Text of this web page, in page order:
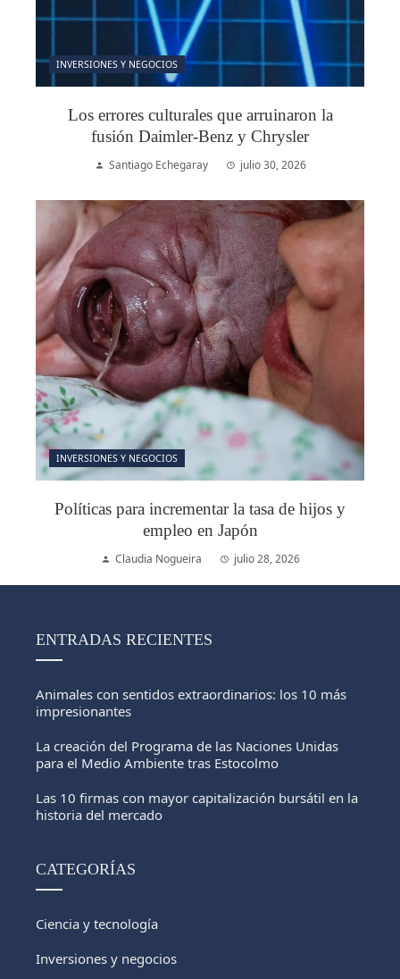
INVERSIONES Y NEGOCIOS
Los errores culturales que arruinaron la
fusión Daimler-Benz y Chrysler
Santiago Echegaray julio 30, 2026
INVERSIONES Y NEGOCIOS
Políticas para incrementar la tasa de hijos y
empleo en Japón
Claudia Nogueira julio 28, 2026
ENTRADAS RECIENTES
Animales con sentidos extraordinarios: los 10 más
impresionantes
La creación del Programa de las Naciones Unidas
para el Medio Ambiente tras Estocolmo
Las 10 firmas con mayor capitalización bursátil en la
historia del mercado
CATEGORÍAS
Ciencia y tecnología
Inversiones y negocios